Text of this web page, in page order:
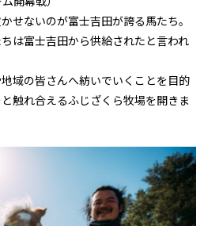
せないのが富士吉田が誇る馬たち。
は富士吉田から供給されたと言われ
域の皆さんへ紡いでいくことを目的
触れ合えるふじざくら牧場を開きま